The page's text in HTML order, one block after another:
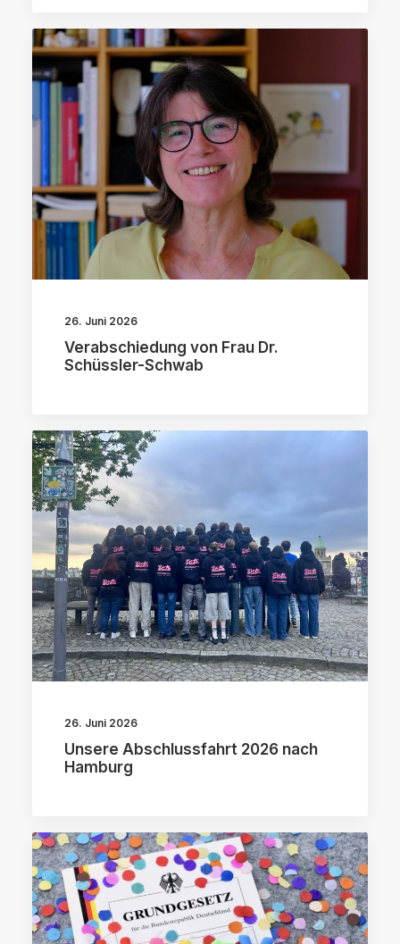
26. Juni 2026
Verabschiedung von Frau Dr.
Schüssler-Schwab
26. Juni 2026
Unsere Abschlussfahrt 2026 nach
Hamburg